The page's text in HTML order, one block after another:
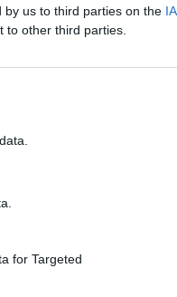
by us to third parties on the
to other third parties.
for Targeted
Lietuvos: